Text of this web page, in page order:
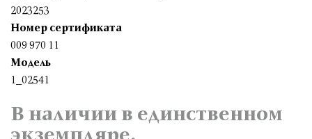
2023253
Номер сертификата
009 970 11
Модель
1_02541
В наличии в единственном
экземпляре.